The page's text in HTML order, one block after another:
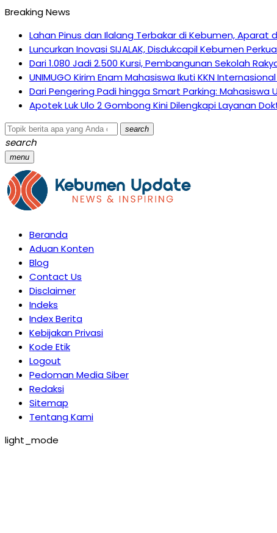
Breaking News
Lahan Pinus dan Ilalang Terbakar di Kebumen, Aparat
Luncurkan Inovasi SIJALAK, Disdukcapil Kebumen
Dari 1.080 Jadi 2.500 Kursi, Pembangunan Sekolah
UNIMUGO Kirim Enam Mahasiswa Ikuti KKN
Dari Pengering Padi hingga Smart Parking: Mahasiswa
Apotek Luk Ulo 2 Gombong Kini Dilengkapi Layanan
search
search
menu
Beranda
Aduan Konten
Blog
Contact Us
Disclaimer
Indeks
Index Berita
Kebijakan Privasi
Kode Etik
Logout
Pedoman Media Siber
Redaksi
Sitemap
Tentang Kami
light_mode